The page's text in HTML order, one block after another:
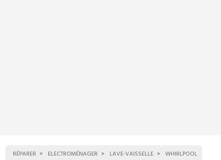
RÉPARER ELECTROMÉNAGER LAVE-VAISSELLE WHIRLPOOL